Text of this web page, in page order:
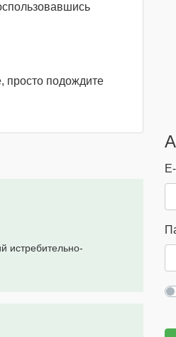
просто подождите
истребительно-